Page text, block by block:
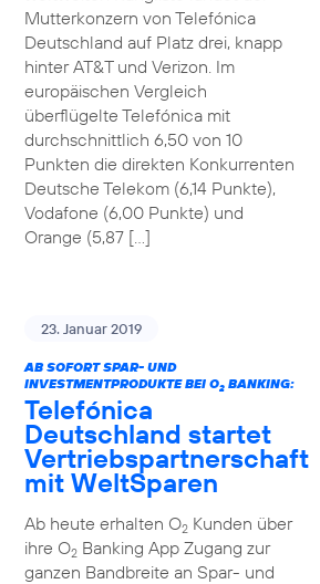
Mutterkonzern von Telefónica
Deutschland auf Platz drei, knapp
hinter AT&T und Verizon. Im
europäischen Vergleich
überflügelte Telefónica mit
durchschnittlich 6,50 von 10
Punkten die direkten Konkurrenten
Deutsche Telekom (6,14 Punkte),
Vodafone (6,00 Punkte) und
Orange (5,87 […]
23. Januar 2019
AB SOFORT SPAR- UND
INVESTMENTPRODUKTE BEI O2BANKING:
Telefónica
Deutschland startet
Vertriebspartnerschaft
mit WeltSparen
Ab heute erhalten O2Kunden über
ihre O2Banking App Zugang zur
ganzen Bandbreite an Spar- und